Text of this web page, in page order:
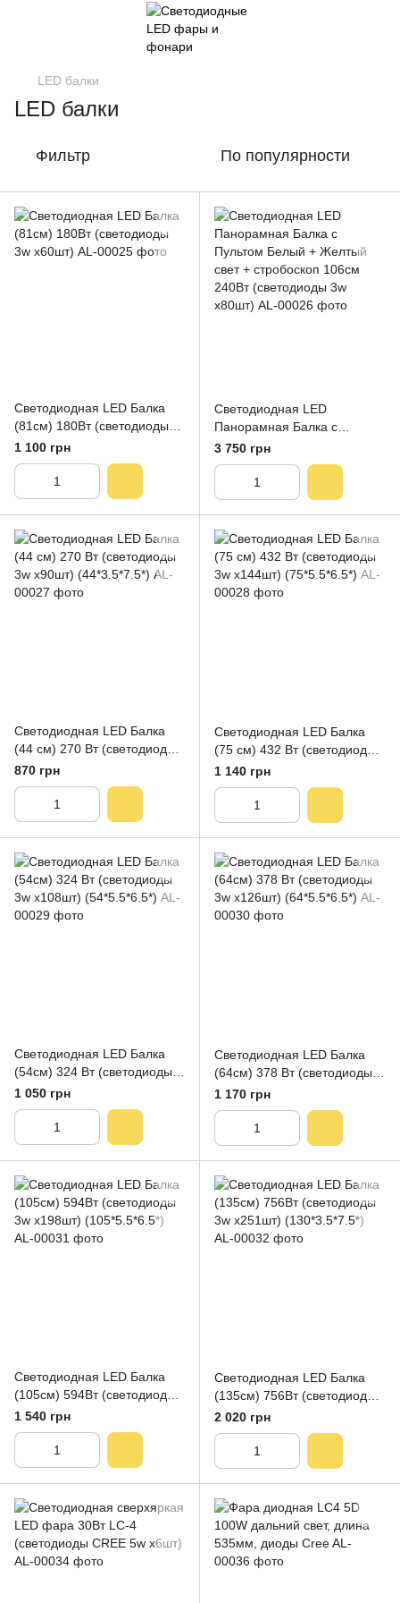
LED балки
LED балки
Фильтр По популярности
Светодиодная LED Балка
(81см) 180Вт (светодиоды
3w х60шт)
1 100 грн
Светодиодная LED
Панорамная Балка с
Пультом Белый + Желтый
свет + стробоскоп 106см
240Вт (светодиоды 3w
x80шт)
3 750 грн
Светодиодная LED Балка
(44 см) 270 Вт (светодиоды
3w x90шт) (44*3.5*7.5*)
870 грн
Светодиодная LED Балка
(75 см) 432 Вт (светодиоды
3w x144шт) (75*5.5*6.5*)
1 140 грн
Светодиодная LED Балка
(54см) 324 Вт (светодиоды
3w x108шт) (54*5.5*6.5*)
1 050 грн
Светодиодная LED Балка
(64см) 378 Вт (светодиоды
3w x126шт) (64*5.5*6.5*)
1 170 грн
Светодиодная LED Балка
(105см) 594Вт (светодиоды
3w x198шт) (105*5.5*6.5*)
1 540 грн
Светодиодная LED Балка
(135см) 756Вт (светодиоды
3w x251шт) (130*3.5*7.5*)
2 020 грн